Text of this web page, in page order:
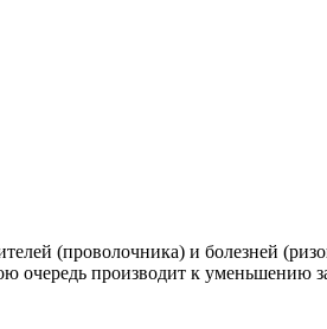
(проволочника) и болезней
очередь производит к уменьшению